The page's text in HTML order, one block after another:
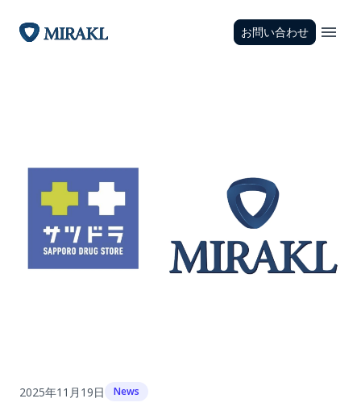
お問い合わせ
2025年11月19日 News